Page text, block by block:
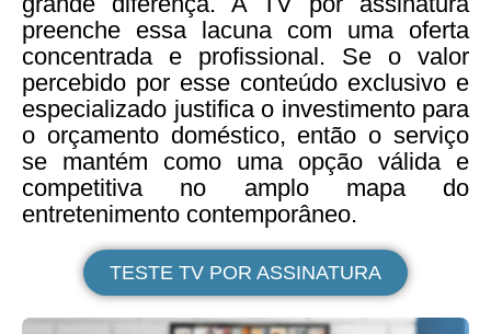
preenche essa lacuna com uma oferta
concentrada e profissional. Se o valor
percebido por esse conteúdo exclusivo e
especializado justifica o investimento para
o orçamento doméstico, então o serviço
se mantém como uma opção válida e
competitiva no amplo mapa do
entretenimento contemporâneo.
TESTE TV POR ASSINATURA